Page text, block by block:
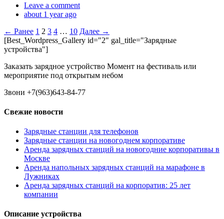
Leave a comment
about 1 year ago
← Ранее 1 2 3 4 … 10 Далее →
[Best_Wordpress_Gallery id="2" gal_title="Зарядные
устройства"]
Заказать зарядное устройство Момент на фестиваль или
мероприятие под открытым небом
Звони +7(963)643-84-77
Свежие новости
Зарядные станции для телефонов
Зарядные станции на новогоднем корпоративе
Аренда зарядных станций на новогодние корпоративы в
Москве
Аренда напольных зарядных станций на марафоне в
Лужниках
Аренда зарядных станций на корпоратив: 25 лет
компании
Описание устройства